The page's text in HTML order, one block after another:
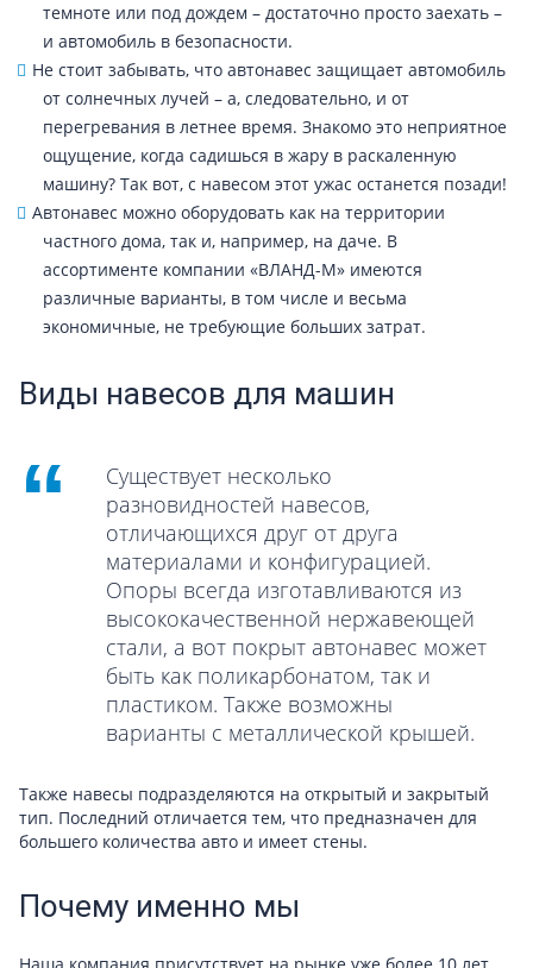
темноте или под дождем – достаточно просто заехать –
и автомобиль в безопасности.
Не стоит забывать, что автонавес защищает автомобиль
от солнечных лучей – а, следовательно, и от
перегревания в летнее время. Знакомо это неприятное
ощущение, когда садишься в жару в раскаленную
машину? Так вот, с навесом этот ужас останется позади!
Автонавес можно оборудовать как на территории
частного дома, так и, например, на даче. В
ассортименте компании «ВЛАНД-М» имеются
различные варианты, в том числе и весьма
экономичные, не требующие больших затрат.
Виды навесов для машин
Существует несколько
разновидностей навесов,
отличающихся друг от друга
материалами и конфигурацией.
Опоры всегда изготавливаются из
высококачественной нержавеющей
стали, а вот покрыт автонавес может
быть как поликарбонатом, так и
пластиком. Также возможны
варианты с металлической крышей.
Также навесы подразделяются на открытый и закрытый
тип. Последний отличается тем, что предназначен для
большего количества авто и имеет стены.
Почему именно мы